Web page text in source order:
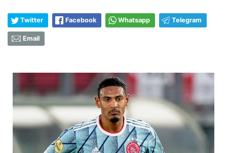
Twitter Facebook Whatsapp Telegram
Email